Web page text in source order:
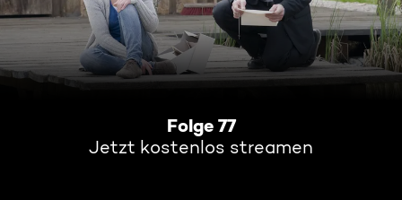
Folge 77
Jetzt kostenlos streamen